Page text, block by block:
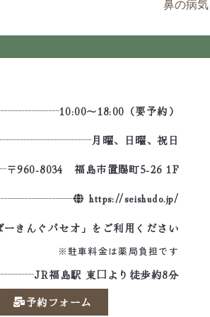
鼻の病気
10:00～18:00（要予約）
月曜、日曜、祝日
〒960-8034 福島市置賜町5-26 1F
https://seishudo.jp/
ーきんぐパセオ」をご利用ください
※駐車料金は薬局負担です
JR福島駅 東口より徒歩約8分
予約フォーム